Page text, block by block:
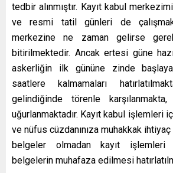
tedbir alınmıştır. Kayıt kabul
ve resmi tatil günleri de
merkezine ne zaman gelirse
bitirilmektedir. Ancak ertesi güne
askerliğin ilk gününe zinde
saatlere kalmamaları
gelindiğinde törenle
uğurlanmaktadır. Kayıt kabul işlemleri
ve nüfus cüzdanınıza muhakkak ihtiyaç
belgeler olmadan kayıt işlemleri
belgelerin muhafaza edilmesi